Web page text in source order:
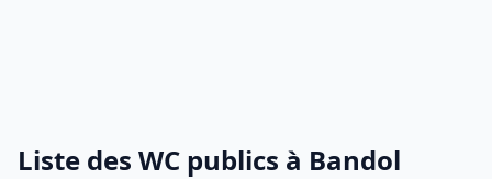
Liste des WC publics à Bandol